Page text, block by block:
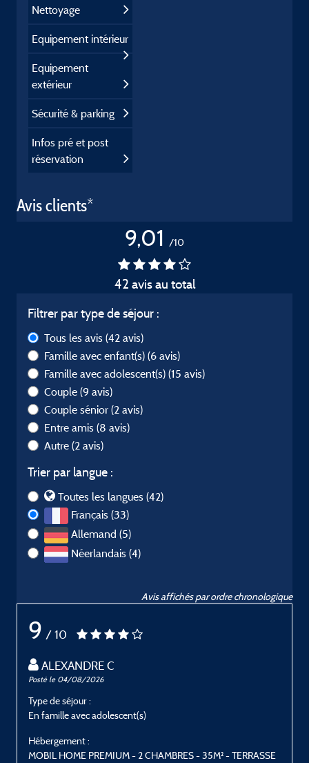
Nettoyage
Equipement intérieur
Equipement
extérieur
Sécurité & parking
Infos pré et post
réservation
Avis clients*
9,01 /10
42 avis au total
Filtrer par type de séjour :
Tous les avis (42 avis)
Famille avec enfant(s) (6 avis)
Famille avec adolescent(s) (15 avis)
Couple (9 avis)
Couple sénior (2 avis)
Entre amis (8 avis)
Autre (2 avis)
Trier par langue :
Toutes les langues (42)
Français (33)
Allemand (5)
Néerlandais (4)
Avis affichés par ordre chronologique
9 / 10
ALEXANDRE C
Posté le 04/08/2026
Type de séjour :
En famille avec adolescent(s)
Hébergement :
MOBIL HOME PREMIUM - 2 CHAMBRES - 35M² - TERRASSE